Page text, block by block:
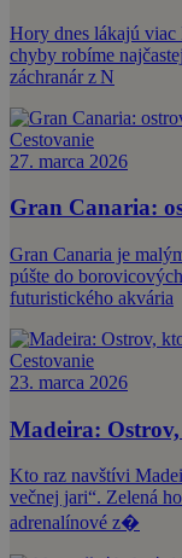
Hory dnes lákajú
chyby robíme
záchranár z N
Cestovanie
27. marca 2026
Gran Canaria:
Gran Canaria je
púšte do
futuristického akvária
Cestovanie
23. marca 2026
Madeira:
Kto raz navštívi
večnej jari“. Zelená
adrenalínové z�